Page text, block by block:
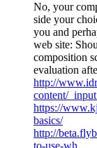
No, your
side your
you and
web site:
composition
evaluation
http://
content/
https://
basics/
http://
to-use-wh…